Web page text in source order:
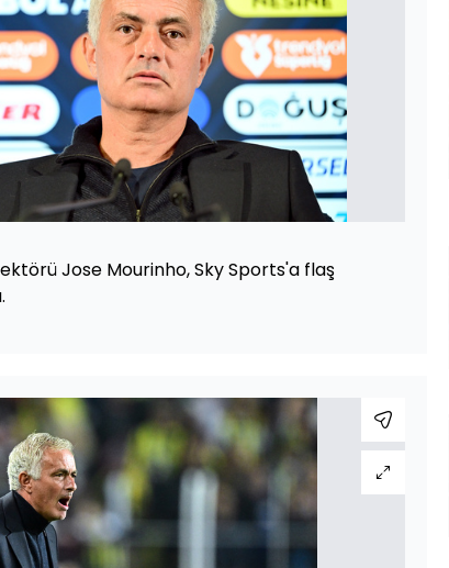
Jose Mourinho, Sky Sports'a flaş